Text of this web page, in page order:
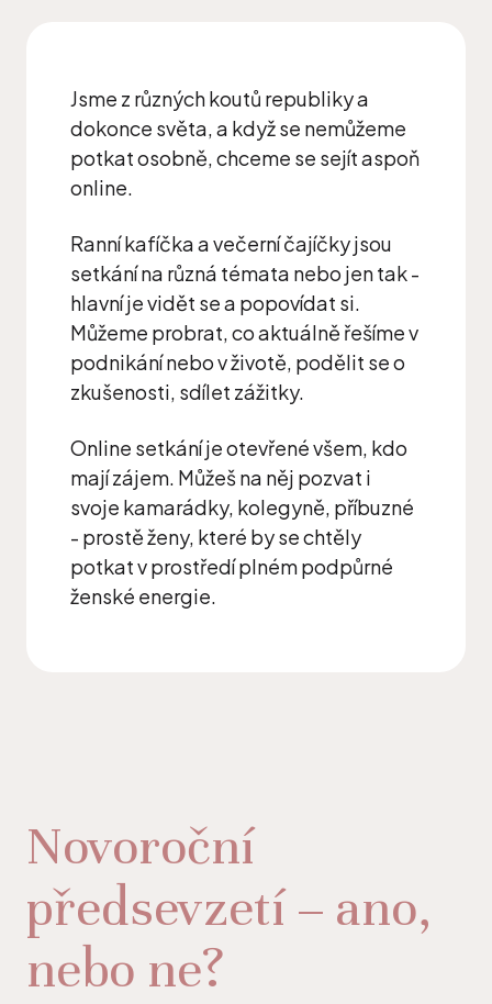
Jsme z různých koutů republiky a
dokonce světa, a když se nemůžeme
potkat osobně, chceme se sejít aspoň
online.
Ranní kafíčka a večerní čajíčky jsou
setkání na různá témata nebo jen tak -
hlavní je vidět se a popovídat si.
Můžeme probrat, co aktuálně řešíme v
podnikání nebo v životě, podělit se o
zkušenosti, sdílet zážitky.
Online setkání je otevřené všem, kdo
mají zájem. Můžeš na něj pozvat i
svoje kamarádky, kolegyně, příbuzné
- prostě ženy, které by se chtěly
potkat v prostředí plném podpůrné
ženské energie.
Novoroční
předsevzetí – ano,
nebo ne?